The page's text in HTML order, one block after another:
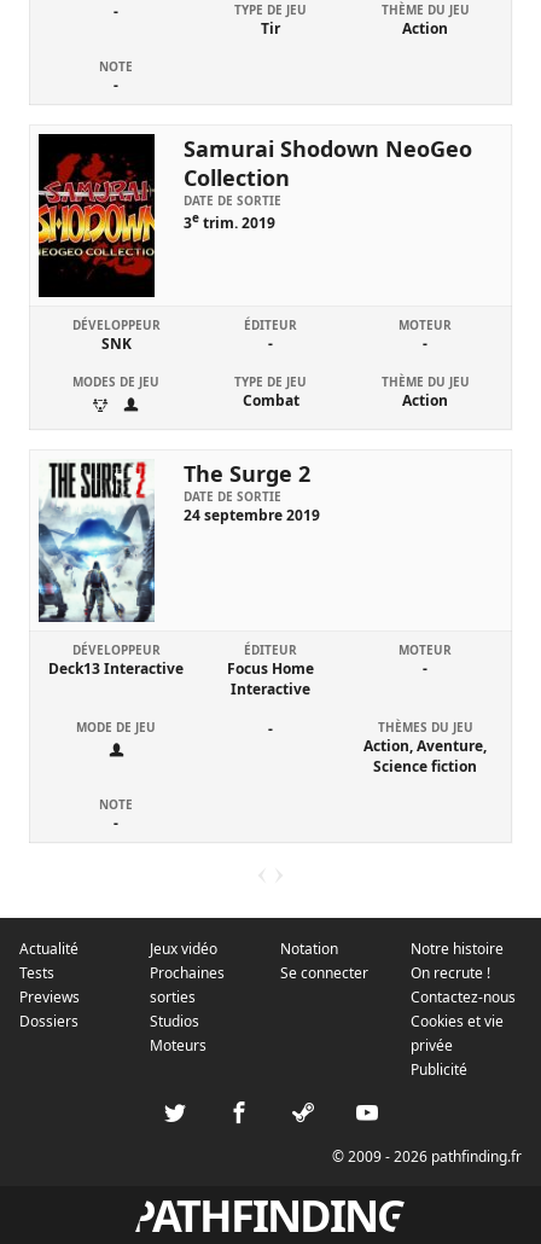
- TYPE DE JEU
Tir
THÈME DU JEU
Action
NOTE
-
Samurai Shodown NeoGeo
Collection
DATE DE SORTIE
3e trim. 2019
DÉVELOPPEUR
SNK
ÉDITEUR
-
MOTEUR
-
MODES DE JEU TYPE DE JEU
Combat
THÈME DU JEU
Action
The Surge 2
DATE DE SORTIE
24 septembre 2019
DÉVELOPPEUR
Deck13 Interactive
ÉDITEUR
Focus Home
Interactive
MOTEUR
-
MODE DE JEU - THÈMES DU JEU
Action, Aventure,
Science fiction
NOTE
-
Actualité
Tests
Previews
Dossiers
Jeux vidéo
Prochaines
sorties
Studios
Moteurs
Notation
Se connecter
Notre histoire
On recrute !
Contactez-nous
Cookies et vie
privée
Publicité
© 2009 - 2026 pathfinding.fr
PATHFINDING